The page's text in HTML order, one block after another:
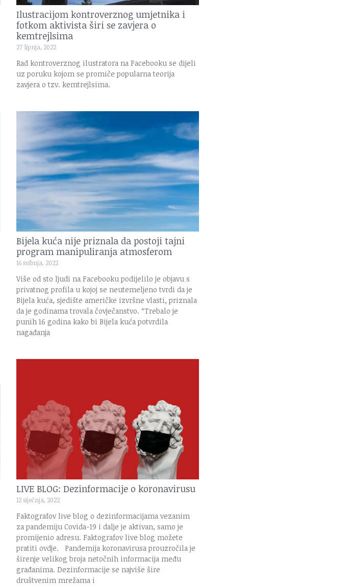
Ilustracijom kontroverznog umjetnika i
fotkom aktivista širi se zavjera o
kemtrejlsima
27 lipnja, 2022
Rad kontroverznog ilustratora na Facebooku se dijeli
uz poruku kojom se promiče popularna teorija
zavjera o tzv. kemtrejlsima.
Bijela kuća nije priznala da postoji tajni
program manipuliranja atmosferom
16 svibnja, 2022
Više od sto ljudi na Facebooku podijelilo je objavu s
privatnog profila u kojoj se neutemeljeno tvrdi da je
Bijela kuća, sjedište američke izvršne vlasti, priznala
da je godinama trovala čovječanstvo. “Trebalo je
punih 16 godina kako bi Bijela kuća potvrdila
nagađanja
LIVE BLOG: Dezinformacije o koronavirusu
12 siječnja, 2022
Faktografov live blog o dezinformacijama vezanim
za pandemiju Covida-19 i dalje je aktivan, samo je
promijenio adresu. Faktografov live blog možete
pratiti ovdje. Pandemija koronavirusa prouzročila je
širenje velikog broja netočnih informacija među
građanima. Dezinformacije se najviše šire
društvenim mrežama i